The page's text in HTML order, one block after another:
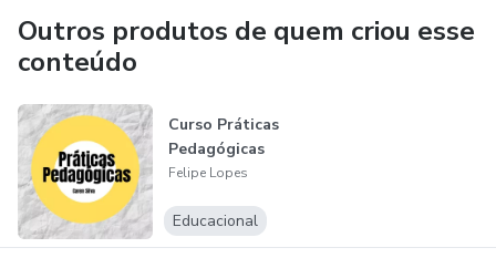
Fique a vontade !
Outros produtos de quem criou esse
conteúdo
Curso Práticas
Pedagógicas
Felipe Lopes
Educacional